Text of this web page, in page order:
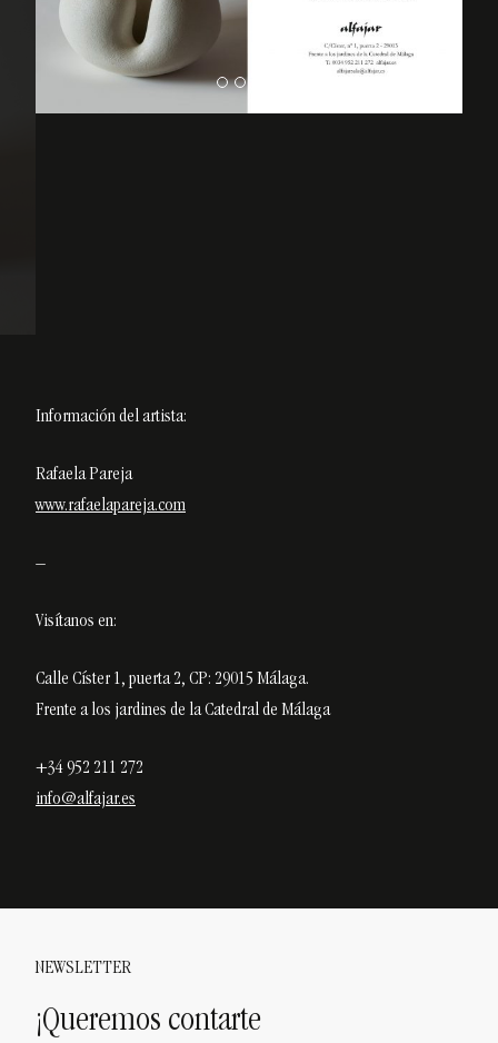
Información del artista:
Rafaela Pareja
www.rafaelapareja.com
–
Visítanos en:
Calle Císter 1, puerta 2, CP: 29015 Málaga.
Frente a los jardines de la Catedral de Málaga
+34 952 211 272
info@alfajar.es
NEWSLETTER
¡Queremos contarte